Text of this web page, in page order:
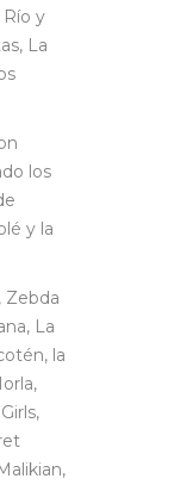
y
La
los
y la
Zebda
La
la